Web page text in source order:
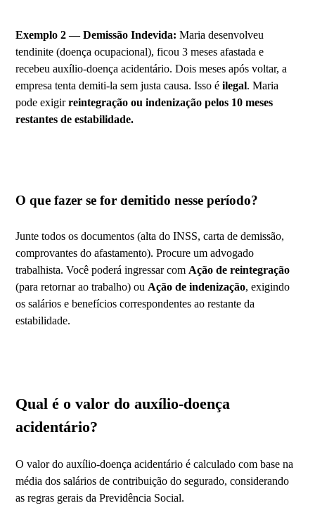
Exemplo 2 — Demissão Indevida:Maria desenvolveu
tendinite (doença ocupacional), ficou 3 meses afastada e
recebeu auxílio-doença acidentário. Dois meses após voltar, a
empresa tenta demiti-la sem justa causa. Isso éilegal. Maria
pode exigirreintegração ou indenização pelos 10 meses
restantes de estabilidade.
O que fazer se for demitido nesse período?
Junte todos os documentos (alta do INSS, carta de demissão,
comprovantes do afastamento). Procure um advogado
trabalhista. Você poderá ingressar com Ação de reintegração
(para retornar ao trabalho) ou Ação de indenização, exigindo
os salários e benefícios correspondentes ao restante da
estabilidade.
Qual é o valor do auxílio-doença
acidentário?
O valor do auxílio-doença acidentário é calculado com base na
média dos salários de contribuição do segurado, considerando
as regras gerais da Previdência Social.